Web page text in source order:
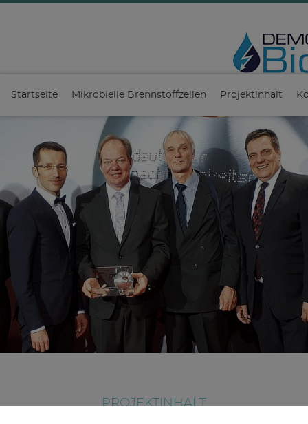
Startseite Mikrobielle Brennstoffzellen Projektinhalt
ause
PROJEKTINHALT